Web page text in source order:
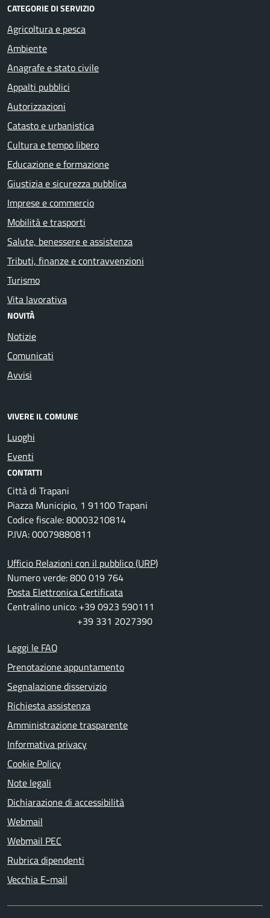
CATEGORIE DI SERVIZIO
Agricoltura e pesca
Ambiente
Anagrafe e stato civile
Appalti pubblici
Autorizzazioni
Catasto e urbanistica
Cultura e tempo libero
Educazione e formazione
Giustizia e sicurezza pubblica
Imprese e commercio
Mobilità e trasporti
Salute, benessere e assistenza
Tributi, finanze e contravvenzioni
Turismo
Vita lavorativa
NOVITÀ
Notizie
Comunicati
Avvisi
VIVERE IL COMUNE
Luoghi
Eventi
CONTATTI
Città di Trapani
Piazza Municipio, 1 91100 Trapani
Codice fiscale: 80003210814
P.IVA: 00079880811
Ufficio Relazioni con il pubblico (URP)
Numero verde: 800 019 764
Posta Elettronica Certificata
Centralino unico: +39 0923 590111
+39 331 2027390
Leggi le FAQ
Prenotazione appuntamento
Segnalazione disservizio
Richiesta assistenza
Amministrazione trasparente
Informativa privacy
Cookie Policy
Note legali
Dichiarazione di accessibilità
Webmail
Webmail PEC
Rubrica dipendenti
Vecchia E-mail